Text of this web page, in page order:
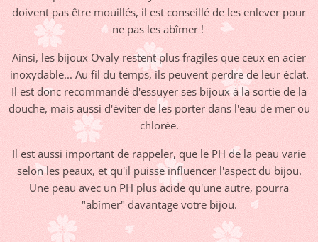
doivent pas être mouillés, il est conseillé de les enlever pour
ne pas les abîmer !
Ainsi, les bijoux Ovaly restent plus fragiles que ceux en acier
inoxydable... Au fil du temps, ils peuvent perdre de leur éclat.
Il est donc recommandé d'essuyer ses bijoux à la sortie de la
douche, mais aussi d'éviter de les porter dans l'eau de mer ou
chlorée.
Il est aussi important de rappeler, que le PH de la peau varie
selon les peaux, et qu'il puisse influencer l'aspect du bijou.
Une peau avec un PH plus acide qu'une autre, pourra
"abîmer" davantage votre bijou.